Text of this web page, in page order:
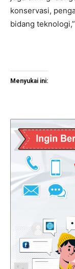
konservasi,
bidang
Menyukai ini: